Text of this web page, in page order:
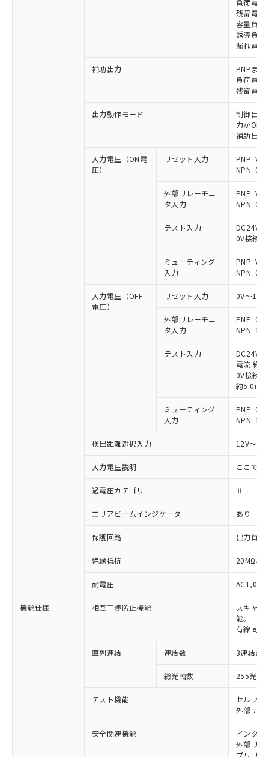
負荷電流
残留電圧
容量負荷
誘導負荷
漏れ電流
補助出力
PNPまた
負荷電流
残留電圧
出力動作モード
制御出力
力がON)
補助出力
入力電圧（ON電
圧）
リセット入力
PNP: Vs-
NPN: 0
外部リレーモニ
タ入力
PNP: Vs-
NPN: 0
テスト入力
DC24V
0V接続
ミューティング
入力
PNP: Vs-
NPN: 0
入力電圧（OFF
電圧）
リセット入力 0V～1/
外部リレーモニ
タ入力
PNP: 0V
NPN: 1/
テスト入力
DC24V
電流 約
0V接続
約5.0mA
ミューティング
入力
PNP: 0V
NPN: 1/
検出距離選択入力 12V～Vs
入力電圧説明 ここでの
過電圧カテゴリ Ⅱ
エリアビームインジケータ あり
保護回路 出力負荷
絶縁抵抗 20MΩ以
耐電圧
機能仕様 相互干渉防止機能
スキャ
能。
有線同期
直列連結 連結数 3連結ま
総光軸数 255光軸
テスト機能
セルフテ
外部テス
安全関連機能
インター
外部リレ
プリリセ
ご利用条件
※1 対応状況
対応済み：EU RoHS指令（10物質）の
非含有に対応した製品が提供可能な商品で
有に対応した製品に切り替える予定のある